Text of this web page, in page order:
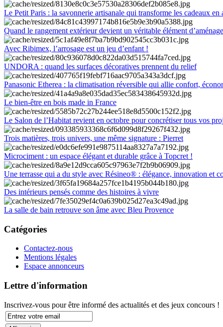
Le Petit Paris : la savonnerie artisanale qui transforme les cadeaux en
Quand le rangement extérieur devient un véritable élément
Avec Ribimex, l’arrosage est un jeu d’enfant !
UNDORA : quand les surfaces décoratives prennent du relief
Panasonic Etherea : la climatisation réversible qui allie confort,
Le bien-être en bois made in France
Le Salon de l’Habitat revient en octobre pour concrétiser tous vos
Trois matières, trois univers, une même signature : Pierret
Microciment : un espace élégant et durable grâce à Topcret !
Une terrasse qui a du style avec Résineo® : élégance, innovation et
Des intérieurs pensés comme des histoires à vivre
La salle de bain retrouve son âme avec Bleu Provence
Catégories
Contactez-nous
Mentions légales
Espace annonceurs
Lettre d'information
Inscrivez-vous pour être informé des actualités et des jeux concours !